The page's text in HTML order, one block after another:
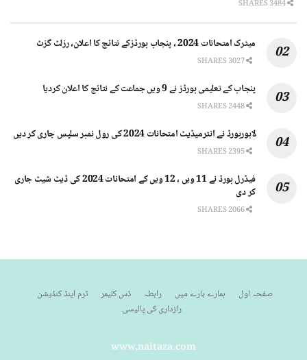
میٹرک امتحانات 2024 ، پنجاب بورڈزکے نتائج کا اعلان، رزلٹ گزٹ
پنجاب کے تعلیمی بورڈز نے 9 ویں جماعت کے نتائج کا اعلان کردیا
لاہوربورڈ نے انٹرمیڈیٹ امتحانات 2024 کی رول نمبر سلپس جاری کر دیں
فیڈرل بورڈ نے 11 ویں ، 12 ویں کے امتحانات 2024 کی ڈیٹ شیٹ جاری
کر دی
صفحہ اول ہمارے بارے میں رابطہ ڈس کلیمر
ٹرم اینڈ کنڈیشن
رازداری کی پالیسی
www,naitaza.com